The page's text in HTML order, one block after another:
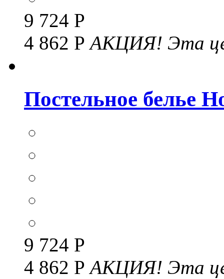
9 724 Р
4 862 РАКЦИЯ! Эта
Постельное белье
9 724 Р
4 862 РАКЦИЯ! Эта